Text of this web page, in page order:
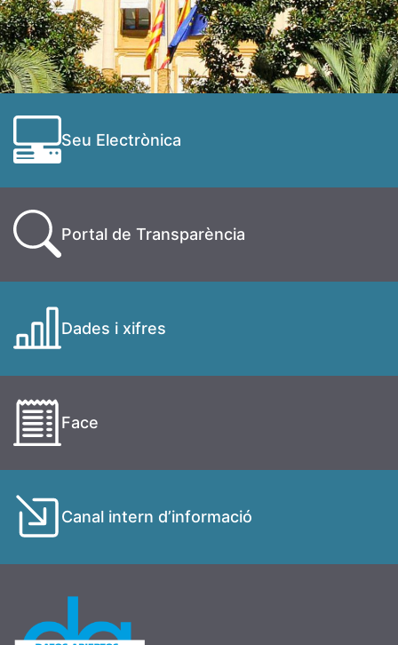
Seu Electrònica
Portal de Transparència
Dades i xifres
Face
Canal intern d’informació